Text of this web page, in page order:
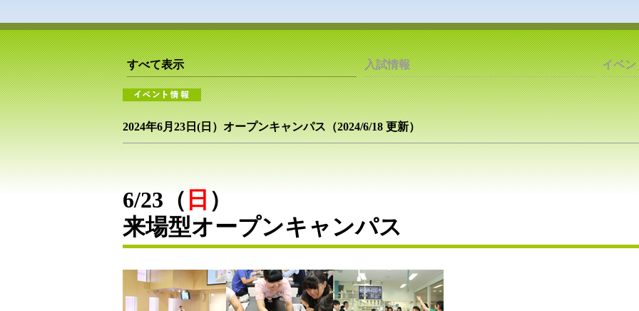
すべて表示 入試情報 イベン
2024年6月23日(日）オープンキャンパス（2024/6/18 更新）
6/23（ 日 ）
来場型オープンキャンパス